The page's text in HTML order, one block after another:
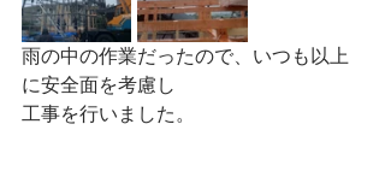
雨の中の作業だったので、いつも以上
に安全面を考慮し
工事を行いました。